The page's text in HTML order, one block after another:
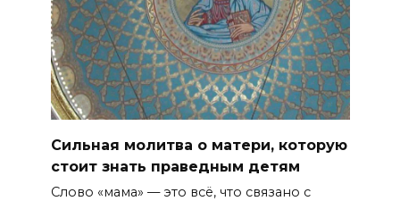
Сильная молитва о матери, которую
стоит знать праведным детям
Слово «мама» — это всё, что связано с